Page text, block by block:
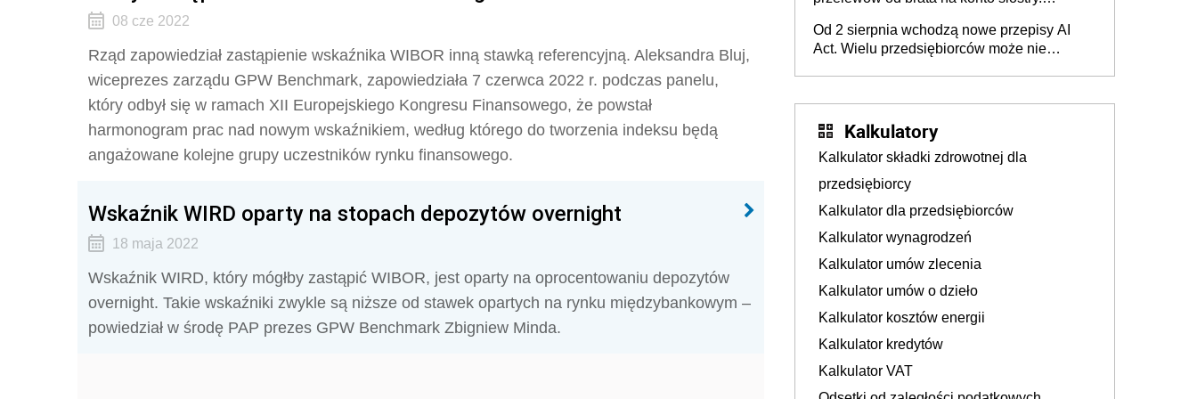
08 cze 2022
Rząd zapowiedział zastąpienie wskaźnika WIBOR inną stawką referencyjną. Aleksandra Bluj,
wiceprezes zarządu GPW Benchmark, zapowiedziała 7 czerwca 2022 r. podczas panelu,
który odbył się w ramach XII Europejskiego Kongresu Finansowego, że powstał
harmonogram prac nad nowym wskaźnikiem, według którego do tworzenia indeksu będą
angażowane kolejne grupy uczestników rynku finansowego.
Wskaźnik WIRD oparty na stopach depozytów overnight
18 maja 2022
Wskaźnik WIRD, który mógłby zastąpić WIBOR, jest oparty na oprocentowaniu depozytów
overnight. Takie wskaźniki zwykle są niższe od stawek opartych na rynku międzybankowym –
powiedział w środę PAP prezes GPW Benchmark Zbigniew Minda.
darowizna, ale podatku jednak nie będzie
Od 2 sierpnia wchodzą nowe przepisy AI
Act. Wielu przedsiębiorców może nie
Kalkulatory
Kalkulator składki zdrowotnej dla
przedsiębiorcy
Kalkulator dla przedsiębiorców
Kalkulator wynagrodzeń
Kalkulator umów zlecenia
Kalkulator umów o dzieło
Kalkulator kosztów energii
Kalkulator kredytów
Kalkulator VAT